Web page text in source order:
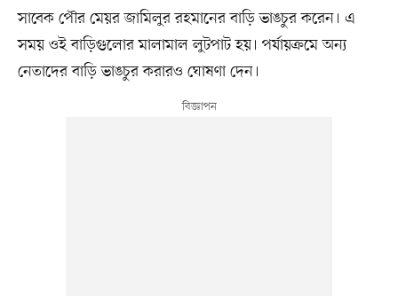
সাবেক পৌর মেয়র জামিলুর রহমানের বাড়ি ভাঙচুর করেন। এ
সময় ওই বাড়িগুলোর মালামাল লুটপাট হয়। পর্যায়ক্রমে অন্য
নেতাদের বাড়ি ভাঙচুর করারও ঘোষণা দেন।